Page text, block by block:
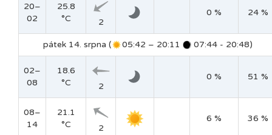
20–
02
25.8
°C
2
0 % 24 %
pátek 14. srpna ( 05:42 – 20:11 07:44 - 20:48)
02–
08
18.6
°C
2
0 % 51 %
08–
14
21.1
°C
2
6 % 36 %